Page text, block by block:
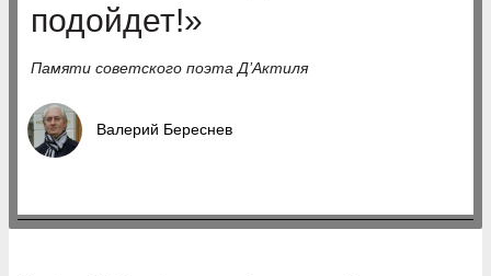
подойдет!»
Памяти советского поэта Д’Актиля
Валерий Береснев